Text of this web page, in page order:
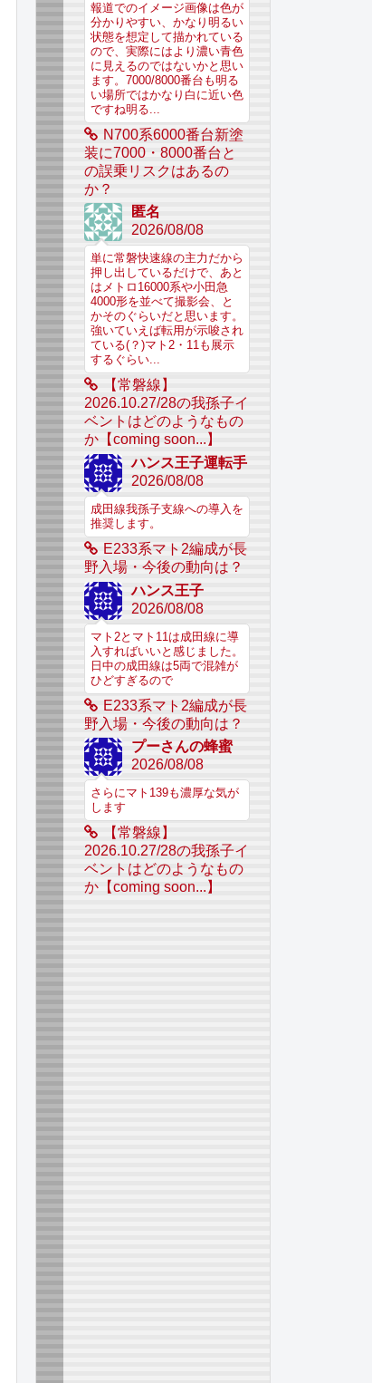
報道でのイメージ画像は色が
分かりやすい、かなり明るい
状態を想定して描かれている
ので、実際にはより濃い青色
に見えるのではないかと思い
ます。7000/8000番台も明る
い場所ではかなり白に近い色
ですね明る...
N700系6000番台新塗
装に7000・8000番台と
の誤乗リスクはあるの
か？
匿名
2026/08/08
単に常磐快速線の主力だから
押し出しているだけで、あと
はメトロ16000系や小田急
4000形を並べて撮影会、と
かそのぐらいだと思います。
強いていえば転用が示唆され
ている(？)マト2・11も展示
するぐらい...
【常磐線】
2026.10.27/28の我孫子イ
ベントはどのようなもの
か【coming soon...】
ハンス王子運転手
2026/08/08
成田線我孫子支線への導入を
推奨します。
E233系マト2編成が長
野入場・今後の動向は？
ハンス王子
2026/08/08
マト2とマト11は成田線に導
入すればいいと感じました。
日中の成田線は5両で混雑が
ひどすぎるので
E233系マト2編成が長
野入場・今後の動向は？
プーさんの蜂蜜
2026/08/08
さらにマト139も濃厚な気が
します
【常磐線】
2026.10.27/28の我孫子イ
ベントはどのようなもの
か【coming soon...】